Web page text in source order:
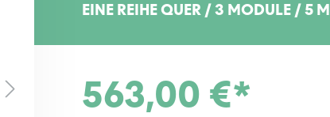
EINE REIHE QUER / 3 MODULE / 5 M
563,00 €*